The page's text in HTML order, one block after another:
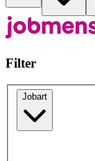
Filter
Jobart